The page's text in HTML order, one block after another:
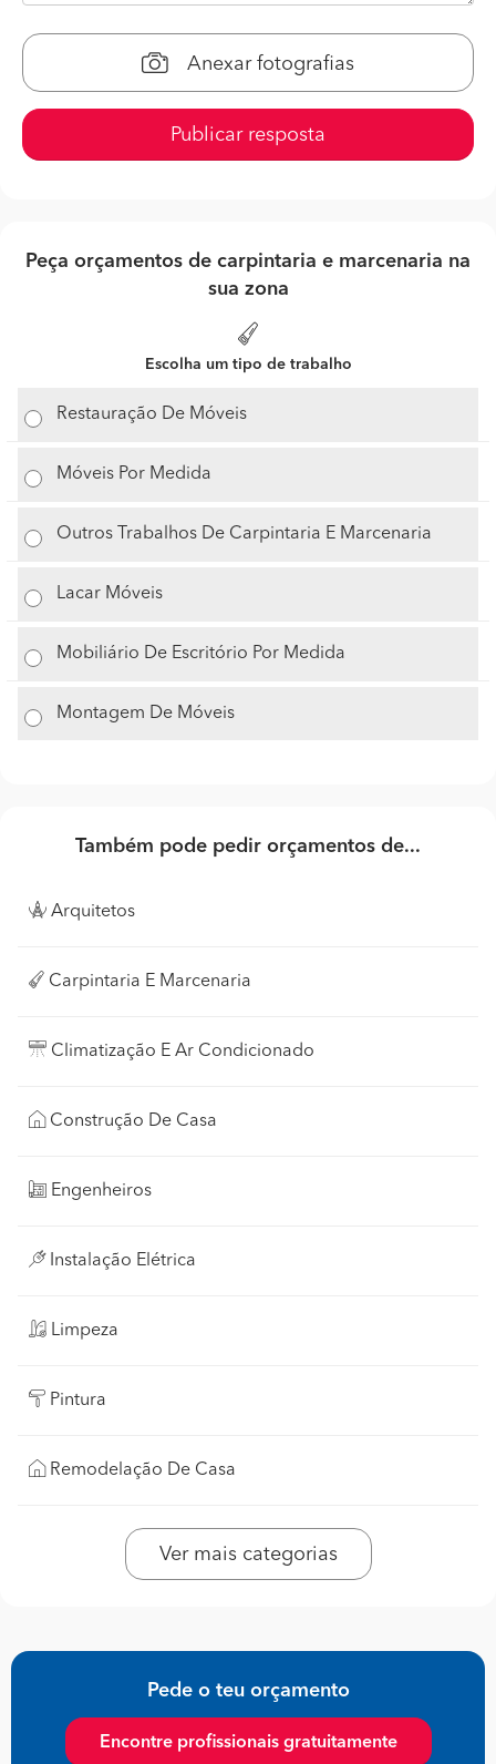
Anexar fotografias
Publicar resposta
Peça orçamentos de carpintaria e marcenaria na
sua zona
Escolha um tipo de trabalho
Restauração De Móveis
Móveis Por Medida
Outros Trabalhos De Carpintaria E Marcenaria
Lacar Móveis
Mobiliário De Escritório Por Medida
Montagem De Móveis
Também pode pedir orçamentos de...
Arquitetos
Carpintaria E Marcenaria
Climatização E Ar Condicionado
Construção De Casa
Engenheiros
Instalação Elétrica
Limpeza
Pintura
Remodelação De Casa
Ver mais categorias
Pede o teu orçamento
Encontre profissionais gratuitamente